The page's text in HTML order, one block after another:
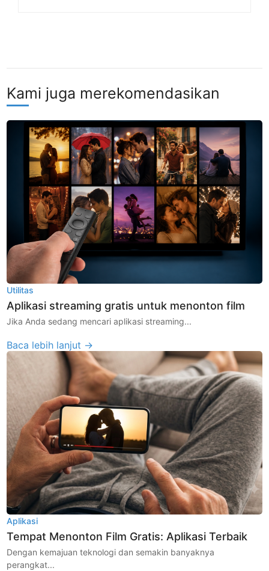
Kami juga merekomendasikan
Utilitas
Aplikasi streaming gratis untuk menonton film
Jika Anda sedang mencari aplikasi streaming...
Baca lebih lanjut →
Aplikasi
Tempat Menonton Film Gratis: Aplikasi Terbaik
Dengan kemajuan teknologi dan semakin banyaknya
perangkat...